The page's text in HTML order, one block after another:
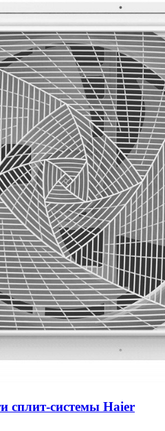
сплит-системы Haier